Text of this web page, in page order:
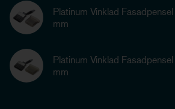
Platinum Vinklad
mm
Platinum Vinklad
mm